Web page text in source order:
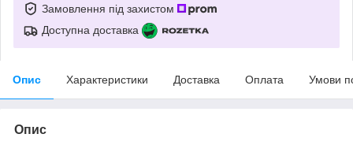
Замовлення під захистом
Доступна доставка
Опис Характеристики Доставка Оплата Умови
Опис